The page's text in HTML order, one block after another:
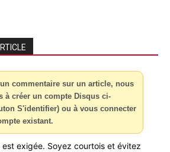
commentaire sur un article, nous
à créer un compte Disqus ci-
S'identifier) ou à vous connecter
existant.
exigée. Soyez courtois et évitez